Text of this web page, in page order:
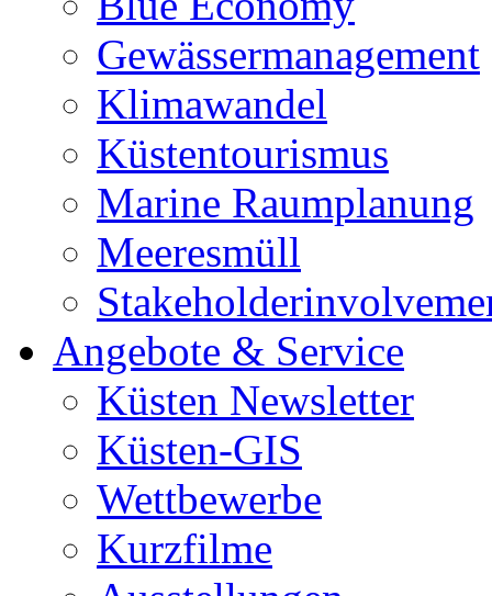
Gewässermanagement
Klimawandel
Küstentourismus
Marine Raumplanung
Meeresmüll
Angebote & Service
Küsten Newsletter
Küsten-GIS
Wettbewerbe
Kurzfilme